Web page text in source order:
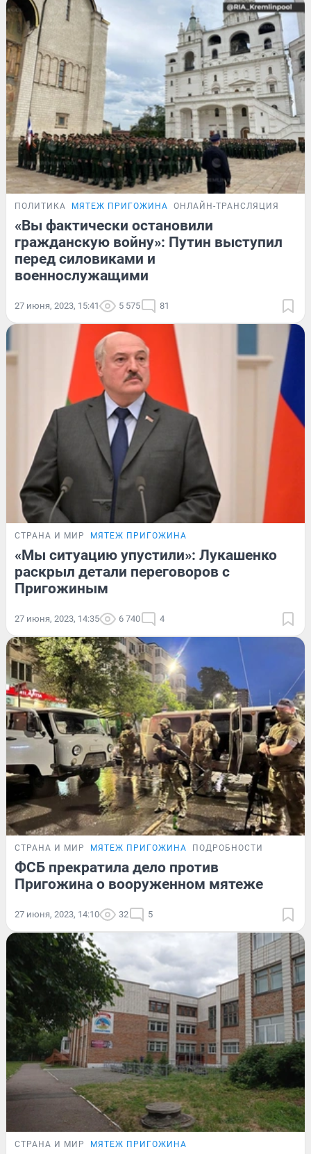
ПОЛИТИКА МЯТЕЖ ПРИГОЖИНА ОНЛАЙН-ТРАНСЛЯЦИЯ
«Вы фактически остановили
гражданскую войну»: Путин выступил
перед силовиками и
военнослужащими
27 июня, 2023, 15:41 5 575 81
СТРАНА И МИР МЯТЕЖ ПРИГОЖИНА
«Мы ситуацию упустили»: Лукашенко
раскрыл детали переговоров с
Пригожиным
27 июня, 2023, 14:35 6 740 4
СТРАНА И МИР МЯТЕЖ ПРИГОЖИНА ПОДРОБНОСТИ
ФСБ прекратила дело против
Пригожина о вооруженном мятеже
27 июня, 2023, 14:10 32 5
СТРАНА И МИР МЯТЕЖ ПРИГОЖИНА